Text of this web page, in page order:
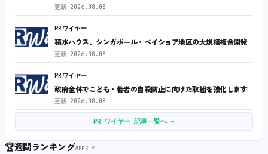
更新 2026.08.08
PRワイヤー
積水ハウス、シンガポール・ベイショア地区の大規模複合開発
更新 2026.08.08
PRワイヤー
政府全体でこども・若者の自殺防止に向けた取組を強化します
更新 2026.08.08
PR ワイヤー 記事一覧へ →
🏆週間ランキングWEEKLY